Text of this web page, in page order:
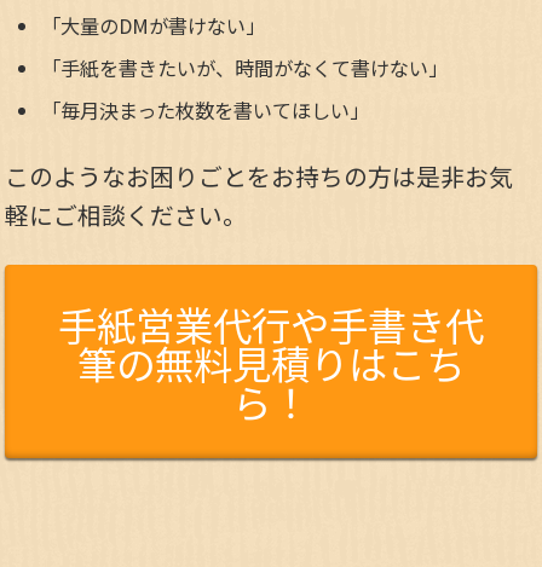
「大量のDMが書けない」
「手紙を書きたいが、時間がなくて書けない」
「毎月決まった枚数を書いてほしい」
このようなお困りごとをお持ちの方は是非お気
軽にご相談ください。
手紙営業代行や手書き代
筆の無料見積りはこち
ら！